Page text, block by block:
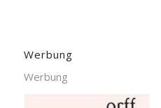
Werbung
Werbung